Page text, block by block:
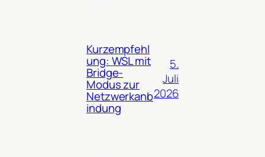
Kurzempfehl
ung: WSL mit
Bridge-
Modus zur
Netzwerkanb
indung
5.
Juli
2026